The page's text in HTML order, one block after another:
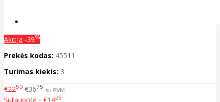
Akcija -39%
Prekės kodas: 45511
Turimas kiekis: 3
€2250 €3675 su PVM
Sutaupote - €1425